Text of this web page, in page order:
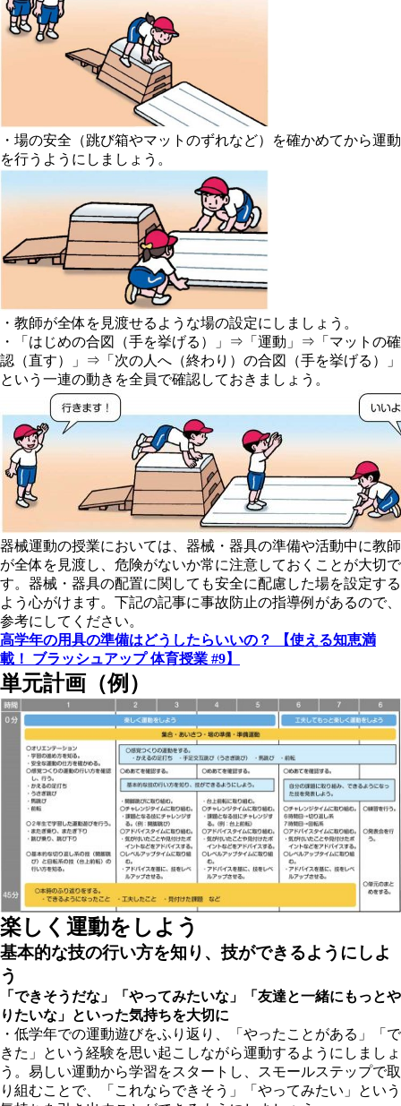
・場の安全（跳び箱やマットのずれなど）を確かめてから運動
を行うようにしましょう。
・教師が全体を見渡せるような場の設定にしましょう。
・「はじめの合図（手を挙げる）」⇒「運動」⇒「マットの確
認（直す）」⇒「次の人へ（終わり）の合図（手を挙げる）」
という一連の動きを全員で確認しておきましょう。
器械運動の授業においては、器械・器具の準備や活動中に教師
が全体を見渡し、危険がないか常に注意しておくことが大切で
す。器械・器具の配置に関しても安全に配慮した場を設定する
よう心がけます。下記の記事に事故防止の指導例があるので、
参考にしてください。
高学年の用具の準備はどうしたらいいの？ 【使える知恵満
載！ ブラッシュアップ 体育授業 #9】
単元計画（例）
楽しく運動をしよう
基本的な技の行い方を知り、技ができるようにしよ
う
「できそうだな」「やってみたいな」「友達と一緒にもっとや
りたいな」といった気持ちを大切に
・低学年での運動遊びをふり返り、「やったことがある」「で
きた」という経験を思い起こしながら運動するようにしましょ
う。易しい運動から学習をスタートし、スモールステップで取
り組むことで、「これならできそう」「やってみたい」という